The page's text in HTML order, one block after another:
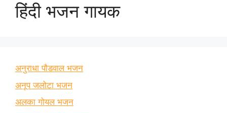
हिंदी भजन गायक
अनुराधा पौडवाल भजन
अनूप जलोटा भजन
अलका गोयल भजन